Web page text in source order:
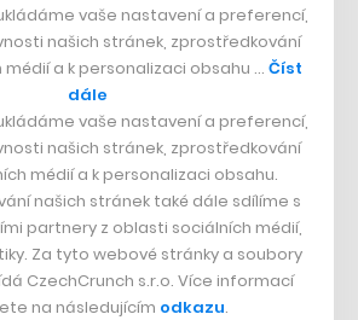
vaše nastavení a preferencí,
našich stránek, zprostředkování
médií a k personalizaci obsahu … Číst
dále
vaše nastavení a preferencí,
našich stránek, zprostředkování
médií a k personalizaci obsahu.
našich stránek také dále sdílíme s
partnery z oblasti sociálních médií,
Za tyto webové stránky a soubory
CzechCrunch s.r.o. Více informací
na následujícím odkazu.